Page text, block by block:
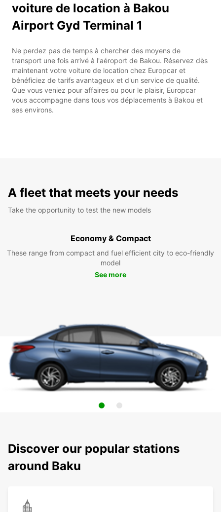
voiture de location à Bakou
Airport Gyd Terminal 1
Ne perdez pas de temps à chercher des moyens de
transport une fois arrivé à l'aéroport de Bakou. Réservez dès
maintenant votre voiture de location chez Europcar et
bénéficiez de tarifs avantageux et d'un service de qualité.
Que vous veniez pour affaires ou pour le plaisir, Europcar
vous accompagne dans tous vos déplacements à Bakou et
ses environs.
A fleet that meets your needs
Take the opportunity to test the new models
Economy & Compact
These range from compact and fuel efficient city to eco-friendly
model
See more
Discover our popular stations
around Baku